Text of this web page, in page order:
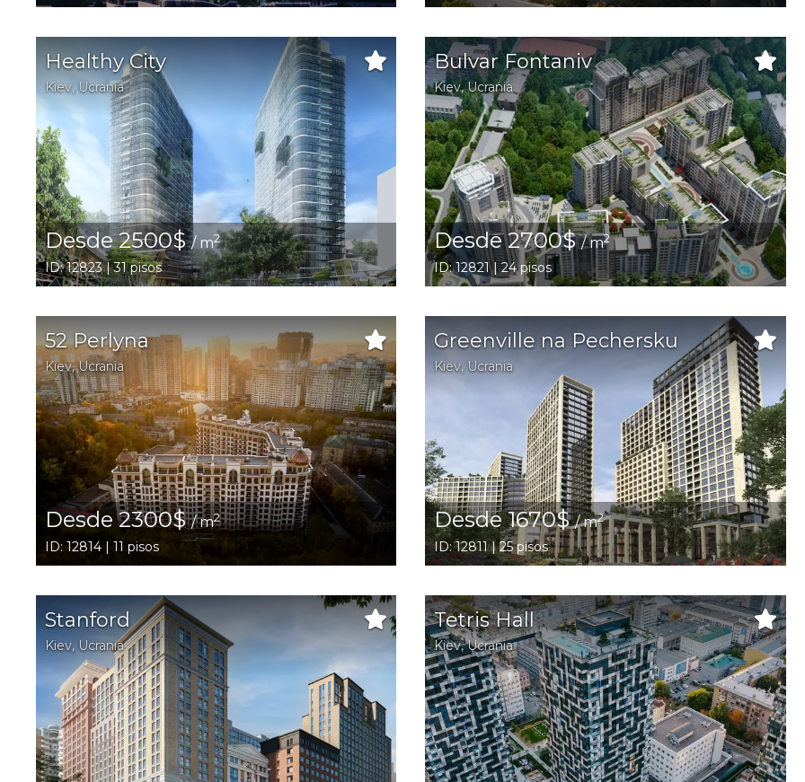
Healthy City
Kiev, Ucrania
Desde 2500$/ m2
ID: 12823 | 31 pisos
Bulvar Fontaniv
Kiev,Ucrania
Desde 2700$/ m2
ID: 12821 | 24 pisos
52 Perlyna
Kiev,Ucrania
Desde 2300$/ m2
ID: 12814 | 11 pisos
Greenville na Pechersku
Kiev, Ucrania
Desde 1670$/ m2
ID: 12811 | 25 pisos
Stanford
Kiev, Ucrania
Tetris Hall
Kiev,Ucrania